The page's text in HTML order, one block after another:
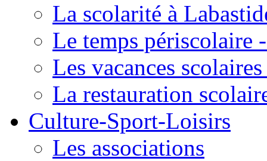
La scolarité à
Le temps périscolaire
Les vacances
La restauration
Culture-Sport-Loisirs
Les associations